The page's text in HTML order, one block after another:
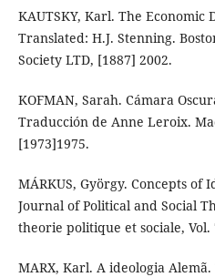
KAUTSKY, Karl. The Economic
Translated: H.J. Stenning.
Society LTD, [1887] 2002.
KOFMAN, Sarah. Cámara
Traducción de Anne Leroix.
[1973]1975.
MÁRKUS, György. Concepts of
Journal of Political and Social
theorie politique et sociale, Vol.
MARX, Karl. A ideologia